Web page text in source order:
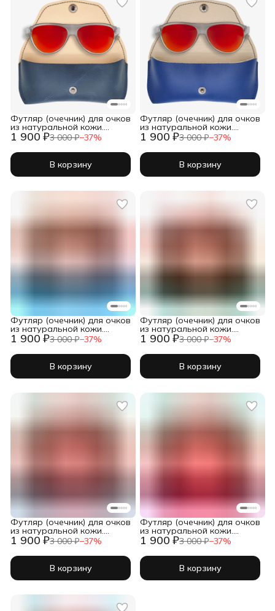
1 900 ₽3 000 ₽−37%
Футляр (очечник) для очков
из натуральной кожи.
Темно-синий. Кейс для
очков
В корзину
1 900 ₽3 000 ₽−37%
Футляр (очечник) для очков
из натуральной кожи.
Синий. Кейс для очков
В корзину
1 900 ₽3 000 ₽−37%
Футляр (очечник) для очков
из натуральной кожи.
Голубой. Кейс для очков
В корзину
1 900 ₽3 000 ₽−37%
Футляр (очечник) для очков
из натуральной кожи.
Зеленый крокодил
В корзину
1 900 ₽3 000 ₽−37%
Футляр (очечник) для очков
из натуральной кожи.
Бордовый. Кейс для очков
В корзину
1 900 ₽3 000 ₽−37%
Футляр (очечник) для очков
из натуральной кожи.
Красный. Кейс для очков
В корзину